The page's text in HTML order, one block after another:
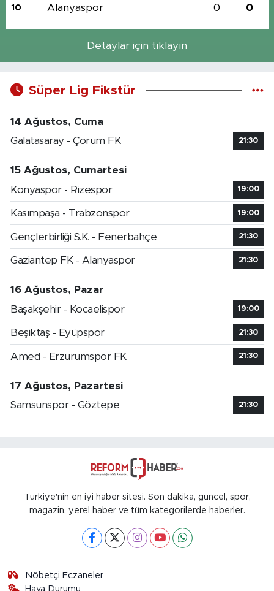
10 Alanyaspor 0 0
Detaylar için tıklayın
Süper Lig Fikstür
14 Ağustos, Cuma
Galatasaray - Çorum FK
21:30
15 Ağustos, Cumartesi
Konyaspor - Rizespor
19:00
Kasımpaşa - Trabzonspor 19:00
Gençlerbirliği S.K. - Fenerbahçe 21:30
Gaziantep FK - Alanyaspor 21:30
16 Ağustos, Pazar
Başakşehir - Kocaelispor
19:00
Beşiktaş - Eyüpspor 21:30
Amed - Erzurumspor FK 21:30
17 Ağustos, Pazartesi
Samsunspor - Göztepe
21:30
Türkiye'nin en iyi haber sitesi. Son dakika, güncel, spor,
magazin, yerel haber ve tüm kategorilerde haberler.
Nöbetçi Eczaneler
Hava Durumu